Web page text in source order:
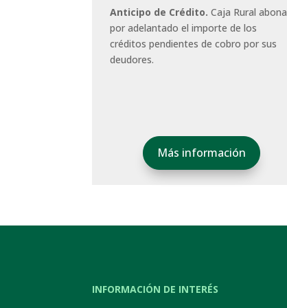
Anticipo de Crédito. Caja Rural abona
por adelantado el importe de los
créditos pendientes de cobro por sus
deudores.
Más información
INFORMACIÓN DE INTERÉS